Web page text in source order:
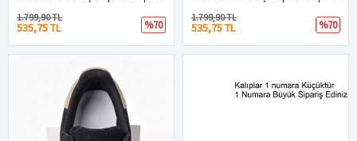
535,75 TL
1.799,90 TL
%70 535,75 TL
1.799,90 TL
%70